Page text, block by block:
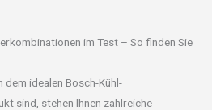
im Test – So finden Sie
dem idealen Bosch-Kühl-
sind, stehen Ihnen zahlreiche